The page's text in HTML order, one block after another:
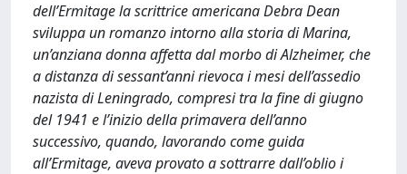
dell’Ermitage la scrittrice americana Debra Dean
sviluppa un romanzo intorno alla storia di Marina,
un’anziana donna affetta dal morbo di Alzheimer, che
a distanza di sessant’anni rievoca i mesi dell’assedio
nazista di Leningrado, compresi tra la fine di giugno
del 1941 e l’inizio della primavera dell’anno
successivo, quando, lavorando come guida
all’Ermitage, aveva provato a sottrarre dall’oblio i